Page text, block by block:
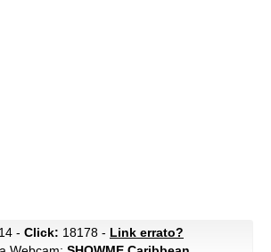
- Click: 18178 - Link errato?